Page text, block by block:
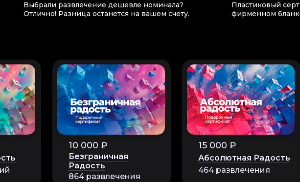
Выбрали развлечение дешевле номинала?
Отлично! Разница останется на вашем счету.
Пластиковый
фирменном
10 000 ₽
Безграничная
Радость
864 развлечения
15 000 ₽
Абсолютная Радость
464 развлечения